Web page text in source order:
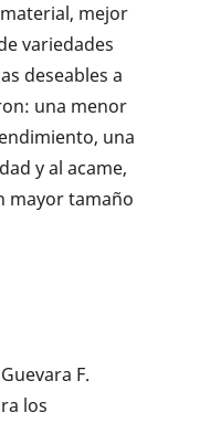
mejor
variedades
deseables a
una menor
una
y al acame,
mayor tamaño
F.
los